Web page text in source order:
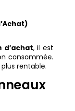
d’achat, il est
consommée.
rentable.